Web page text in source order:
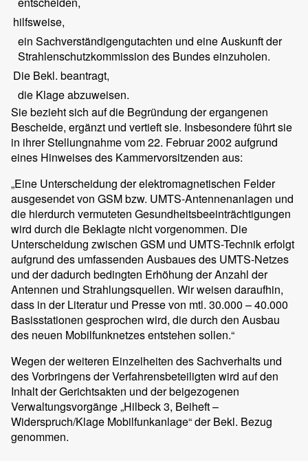
hilfsweise,
ein Sachverständigengutachten und eine Auskunft der
Strahlenschutzkommission des Bundes einzuholen.
Die Bekl. beantragt,
die Klage abzuweisen.
Sie bezieht sich auf die Begründung der ergangenen
Bescheide, ergänzt und vertieft sie. Insbesondere führt sie
in ihrer Stellungnahme vom 22. Februar 2002 aufgrund
eines Hinweises des Kammervorsitzenden aus:
„Eine Unterscheidung der elektromagnetischen Felder
ausgesendet von GSM bzw. UMTS-Antennenanlagen und
die hierdurch vermuteten Gesundheitsbeeinträchtigungen
wird durch die Beklagte nicht vorgenommen. Die
Unterscheidung zwischen GSM und UMTS-Technik erfolgt
aufgrund des umfassenden Ausbaues des UMTS-Netzes
und der dadurch bedingten Erhöhung der Anzahl der
Antennen und Strahlungsquellen. Wir weisen daraufhin,
dass in der Literatur und Presse von mtl. 30.000 – 40.000
Basisstationen gesprochen wird, die durch den Ausbau
des neuen Mobilfunknetzes entstehen sollen.“
Wegen der weiteren Einzelheiten des Sachverhalts und
des Vorbringens der Verfahrensbeteiligten wird auf den
Inhalt der Gerichtsakten und der beigezogenen
Verwaltungsvorgänge „Hilbeck 3, Beiheft –
Widerspruch/Klage Mobilfunkanlage“ der Bekl. Bezug
genommen.